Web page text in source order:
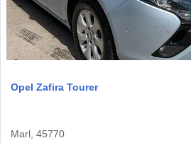
Opel Zafira Tourer
Marl, 45770